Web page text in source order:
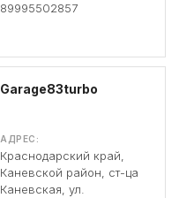
89995502857
Garage83turbo
АДРЕС:
Краснодарский край,
Каневской район, ст-ца
Каневская, ул.